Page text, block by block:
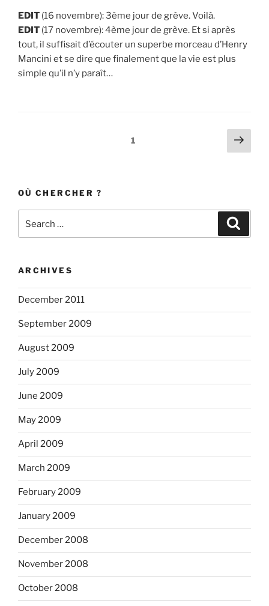
EDIT (16 novembre): 3ème jour de grève. Voilà.
EDIT (17 novembre): 4ème jour de grève. Et si après
tout, il suffisait d’écouter un superbe morceau d’Henry
Mancini et se dire que finalement que la vie est plus
simple qu’il n’y paraît…
Page1
Next
page
OÙ CHERCHER ?
ARCHIVES
December 2011
September 2009
August 2009
July 2009
June 2009
May 2009
April 2009
March 2009
February 2009
January 2009
December 2008
November 2008
October 2008